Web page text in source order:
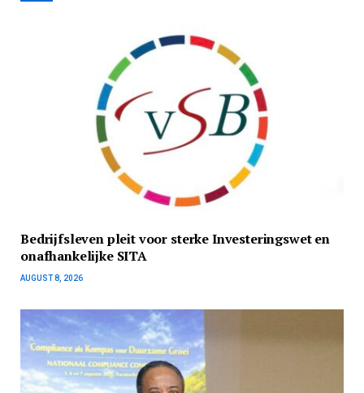
Bedrijfsleven pleit voor sterke Investeringswet en
onafhankelijke SITA
AUGUST 8, 2026